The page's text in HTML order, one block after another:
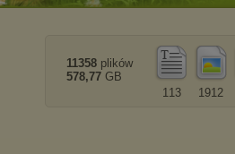
1912
113
11358 plików
578,77 GB